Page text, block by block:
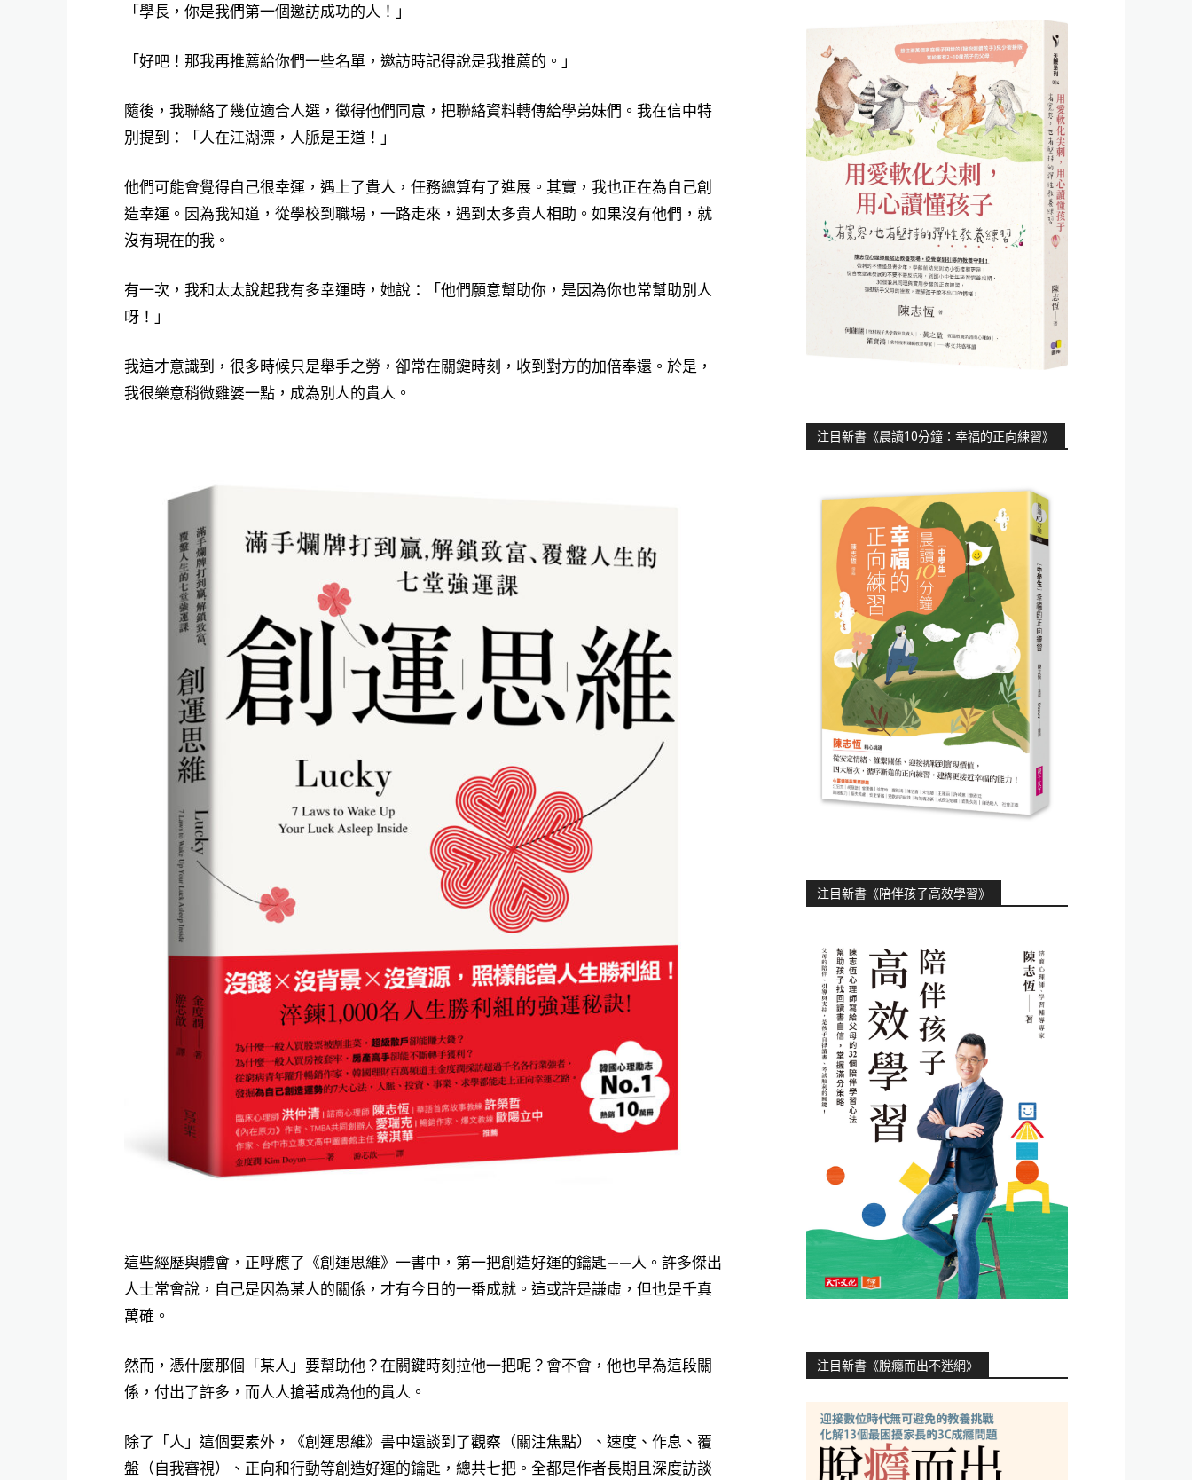
「學長，你是我們第一個邀訪成功的人！」
「好吧！那我再推薦給你們一些名單，邀訪時記得說是我推薦的。」
隨後，我聯絡了幾位適合人選，徵得他們同意，把聯絡資料轉傳給學弟妹們。我在信中特
別提到：「人在江湖漂，人脈是王道！」
他們可能會覺得自己很幸運，遇上了貴人，任務總算有了進展。其實，我也正在為自己創
造幸運。因為我知道，從學校到職場，一路走來，遇到太多貴人相助。如果沒有他們，就
沒有現在的我。
有一次，我和太太說起我有多幸運時，她說：「他們願意幫助你，是因為你也常幫助別人
呀！」
我這才意識到，很多時候只是舉手之勞，卻常在關鍵時刻，收到對方的加倍奉還。於是，
我很樂意稍微雞婆一點，成為別人的貴人。
這些經歷與體會，正呼應了《創運思維》一書中，第一把創造好運的鑰匙——人。許多傑出
人士常會說，自己是因為某人的關係，才有今日的一番成就。這或許是謙虛，但也是千真
萬確。
然而，憑什麼那個「某人」要幫助他？在關鍵時刻拉他一把呢？會不會，他也早為這段關
係，付出了許多，而人人搶著成為他的貴人。
除了「人」這個要素外，《創運思維》書中還談到了觀察（關注焦點）、速度、作息、覆
盤（自我審視）、正向和行動等創造好運的鑰匙，總共七把。全都是作者長期且深度訪談
注目新書《晨讀10分鐘：幸福的正向練習》
注目新書《陪伴孩子高效學習》
注目新書《脫癮而出不迷網》